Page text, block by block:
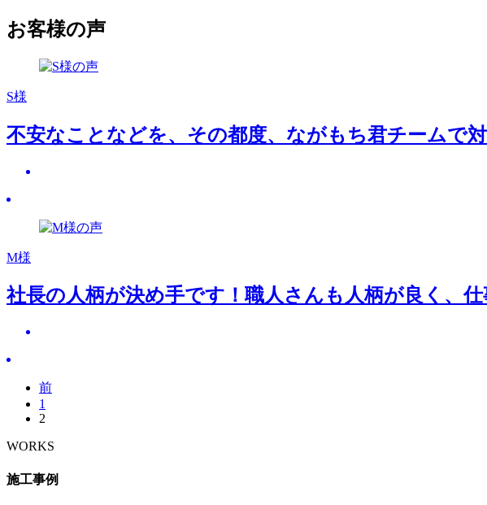
お客様の声
S様
不安なことなどを、その都度、ながもち君チームで
M様
社長の人柄が決め手です！職人さんも人柄が良く、
前
1
2
WORKS
施工事例